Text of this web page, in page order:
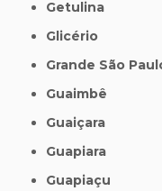
Getulina
Glicério
Grande São
Guaimbê
Guaiçara
Guapiara
Guapiaçu